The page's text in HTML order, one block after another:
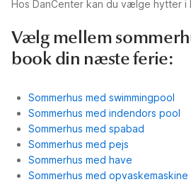
Hos DanCenter kan du vælge hytter i
Vælg mellem
book din næste ferie:
Sommerhus med swimmingpool
Sommerhus med indendors pool
Sommerhus med spabad
Sommerhus med pejs
Sommerhus med have
Sommerhus med opvaskemaskine